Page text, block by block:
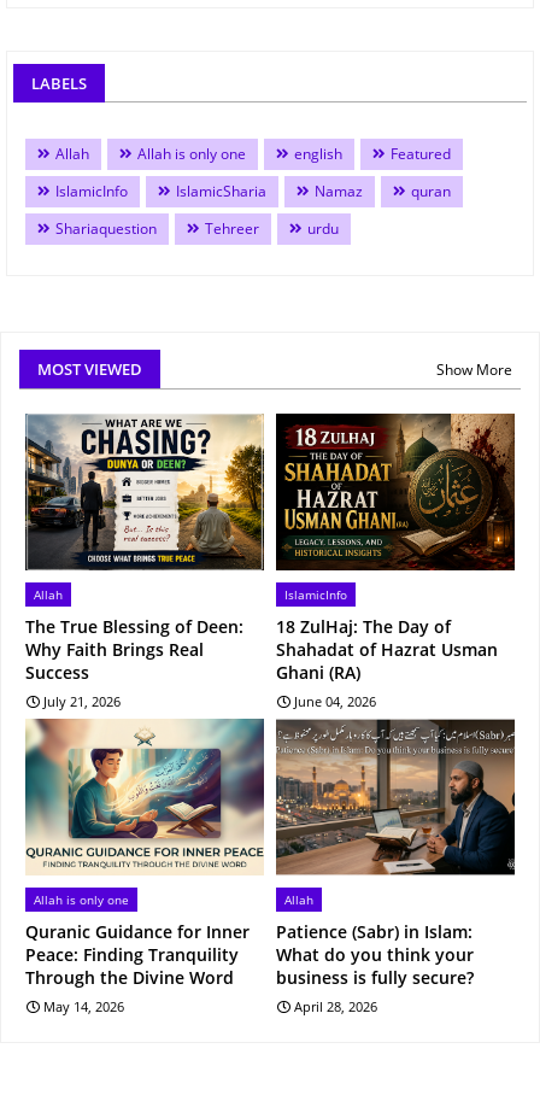
LABELS
Allah Allah is only one english
Featured
IslamicInfo
IslamicSharia Namaz
quran
Shariaquestion
Tehreer urdu
MOST VIEWED Show More
Allah
The True Blessing of Deen:
Why Faith Brings Real
Success
July 21, 2026
IslamicInfo
18 ZulHaj: The Day of
Shahadat of Hazrat Usman
Ghani (RA)
June 04, 2026
Allah is only one
Quranic Guidance for Inner
Peace: Finding Tranquility
Through the Divine Word
May 14, 2026
Allah
Patience (Sabr) in Islam:
What do you think your
business is fully secure?
April 28, 2026